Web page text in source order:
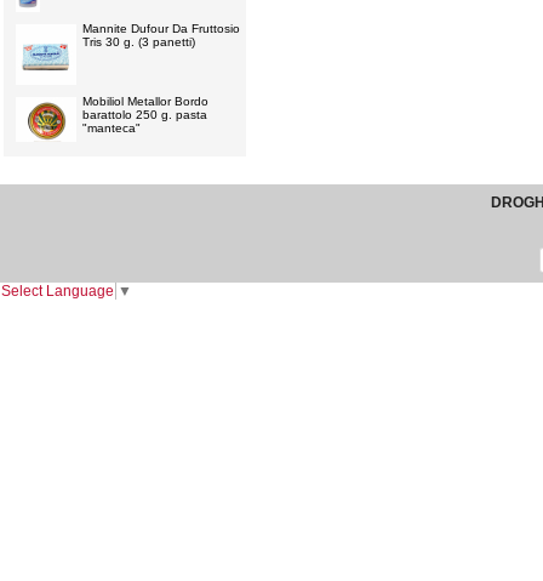
Mannite Dufour Da Fruttosio
Tris 30 g. (3 panetti)
Mobiliol Metallor Bordo
barattolo 250 g. pasta
"manteca"
Select Language ▼